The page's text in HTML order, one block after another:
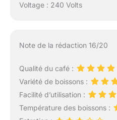
Voltage : 240 Volts
Note de la rédaction 16/20
Qualité du café :
Variété de boissons :
Facilité d’utilisation :
Température des boissons :